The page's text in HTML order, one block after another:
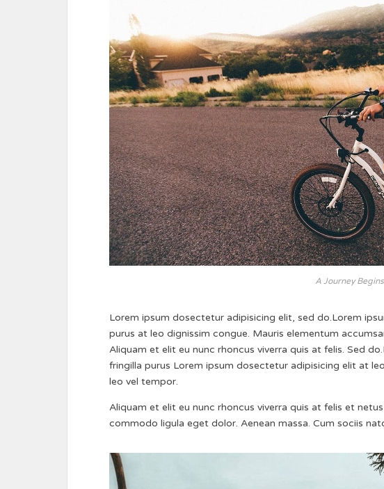
A Journey
Lorem ipsum dosectetur adipisicing elit, sed do.Lorem
purus at leo dignissim congue. Mauris elementum
Aliquam et elit eu nunc rhoncus viverra quis at felis. Sed
fringilla purus Lorem ipsum dosectetur adipisicing elit at
leo vel tempor.
Aliquam et elit eu nunc rhoncus viverra quis at felis et
commodo ligula eget dolor. Aenean massa. Cum sociis